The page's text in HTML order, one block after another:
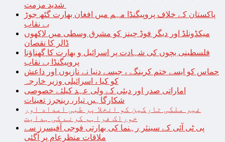
پاکستان کے خلاف پروپیگنڈا مہم میں افغان بھارت گٹھ جوڑ
بے نقاب
میکڈونلڈ اور دیگر فوڈ چینز کو مشرق وسطی میں لاکھوں
ڈالر کا نقصان
فلسطینی بچوں کی شہادت پر اسرائیل و بھارت کا گھناؤنا
پروپیگنڈا بے نقاب
حماس کو ایسے ختم کرینگے ، جیسے دنیا نے نازیوں اور داعش
کو کیا ، اسرائیلی وزیر خارجہ
اماراتی صدر اور دبئی کے ولی عہد کیلئے خصوصی
شکارگاہیں تیار، رینجرز تعینات
غیر ملکی تارکین کو انخلا پر طبی امداد اور
خوراک فراہم کرنے کی ہدایت
پی ٹی آئی کے سینئر رہنما کی بھارتی فوجی آفیسرز سے
ملاقات منظرعام پر آگئی